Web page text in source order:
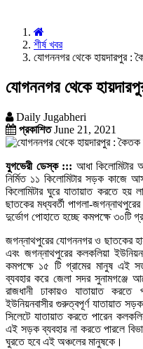
শীর্ষ খবর
যোগননগর থেকে হায়দারপুর :
যোগননগর থেকে
Daily Jugabheri
প্রকাশিতJune 21, 2021
যুগভেরী ডেস্ক ::: আধা কিলোমিটার
নির্মিত ১১ কিলোমিটার সড়ক কাজে
কিলোমিটার ঘুরে যাতায়াত করতে হয়
ছাতকের মধ্যবর্তী পাগলা-
দুর্ভোগ পোহাতে হচ্ছে কমপক্ষে ৩০টি
জগন্নাথপুরের যোগননগর ও ছাতকের
এবং জগন্নাথপুরের কলকলিয়া
কমপক্ষে ১৫ টি গ্রামের মানুষ এই
ব্যবহার করে জেলা সদর সুনামগঞ্জে
রাজধানী ঢাকায়ও যাতায়াত করতে
ইউনিয়নবাসীর গুরুত্বপূর্ণ যাতায়াত
সিলেটে যাতায়াত করতে পারেন
এই সড়ক ব্যবহার না করতে পারলে
ঘুরতে হবে এই অঞ্চলের মানুষকে।